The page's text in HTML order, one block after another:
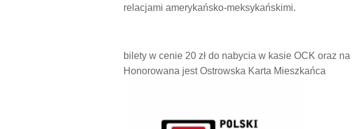
relacjami amerykańsko-meksykańskimi.
bilety w cenie 20 zł do nabycia w kasie OCK oraz na
Honorowana jest Ostrowska Karta Mieszkańca